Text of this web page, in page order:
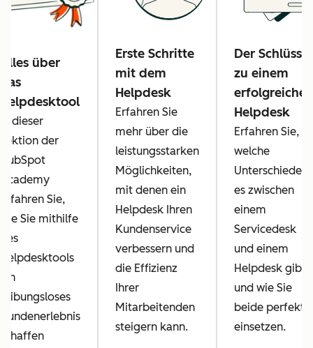
Alles über
das
Helpdesktool
In dieser
Lektion der
HubSpot
Academy
erfahren Sie,
wie Sie mithilfe
des
Helpdesktools
ein
reibungsloses
Kundenerlebnis
schaffen
Erste Schritte
mit dem
Helpdesk
Erfahren Sie
mehr über die
leistungsstarken
Möglichkeiten,
mit denen ein
Helpdesk Ihren
Kundenservice
verbessern und
die Effizienz
Ihrer
Mitarbeitenden
steigern kann.
Der Schlüssel
zu einem
erfolgreichen
Helpdesk
Erfahren Sie,
welche
Unterschiede
es zwischen
einem
Servicedesk
und einem
Helpdesk gibt
und wie Sie
beide perfekt
einsetzen.